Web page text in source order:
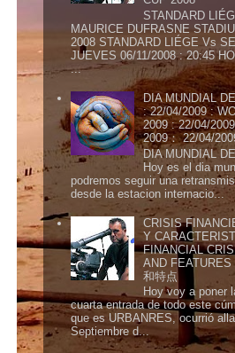
STANDARD
MAURICE DUFRASNE
2008 STANDARD LIÉGE Vs
JUEVES 06/11/2008 : 20:45
...
DIA MUNDIAL
: 22/04/2009 :
2009 : 22/04/
2009： 22/04/
DIA MUNDIAL
Hoy es el dia
podremos seguir una
desde la estacion internacio...
CRISIS
Y
FINANCIAL
AND
和特点
Hoy voy a poner
cuarta entrada de todo este
que es URBANRES, ocurrió
Septiembre d...